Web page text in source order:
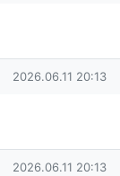
작성일
2026.06.11 20:13
작성일
2026.06.11 20:13